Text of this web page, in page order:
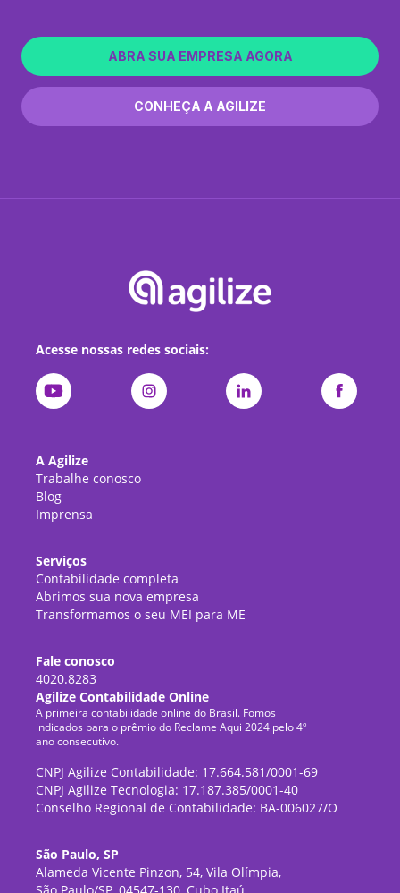
ABRA SUA EMPRESA AGORA
CONHEÇA A AGILIZE
Acesse nossas redes sociais:
A Agilize
Trabalhe conosco
Blog
Imprensa
Serviços
Contabilidade completa
Abrimos sua nova empresa
Transformamos o seu MEI para ME
Fale conosco
4020.8283
Agilize Contabilidade Online
A primeira contabilidade online do Brasil. Fomos
indicados para o prêmio do Reclame Aqui 2024 pelo 4º
ano consecutivo.
CNPJ Agilize Contabilidade: 17.664.581/0001-69
CNPJ Agilize Tecnologia: 17.187.385/0001-40
Conselho Regional de Contabilidade: BA-006027/O
São Paulo, SP
Alameda Vicente Pinzon, 54, Vila Olímpia,